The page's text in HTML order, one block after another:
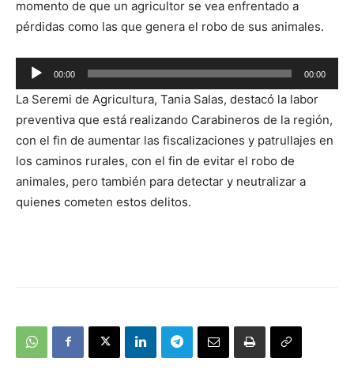
momento de que un agricultor se vea enfrentado a
pérdidas como las que genera el robo de sus animales.
Reproductor
de
audio
00:00 00:00
La Seremi de Agricultura, Tania Salas, destacó la labor
preventiva que está realizando Carabineros de la región,
con el fin de aumentar las fiscalizaciones y patrullajes en
los caminos rurales, con el fin de evitar el robo de
animales, pero también para detectar y neutralizar a
quienes cometen estos delitos.